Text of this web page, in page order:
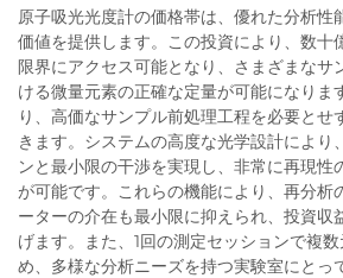
原子吸光光度計の価格帯は、優れた分析性
価値を提供します。この投資により、数十
限界にアクセス可能となり、さまざまなサ
ける微量元素の正確な定量が可能になりま
り、高価なサンプル前処理工程を必要とせ
きます。システムの高度な光学設計により
ンと最小限の干渉を実現し、非常に再現性
が可能です。これらの機能により、再分析
ーターの介在も最小限に抑えられ、投資収
げます。また、1回の測定セッションで複
め、多様な分析ニーズを持つ実験室にとっ